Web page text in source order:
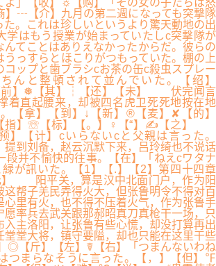
よ」【收】☼【购】「その女の子たちは怒
】┄【介】九月の第二週になっても突撃隊
た。これは珍しいというより驚天動地の出
学はもう授業が始まっていたしc突撃隊が
んてことはありえなかったからだ。彼らの
うっすらとほこりがつもっていた。棚の上
コップと歯ブラシcお茶の缶c殺虫スプレー
んと整頓されて並んでいた。【绍】
前】❅【其】┆【还】【未】 伏完闻言
着直起腰来，却被四名虎卫死死地按在地
【拿】【到】↓【新】®【麦】✘【的】
指】☏【标】【。】♀【“】✍【之】
】【计】cいらないcと父親は言った。
刘备，赵云沉默下来，吕玲绮也不说话
段并不愉快的往事。【在】「ねえcワタナ
が訊いた。【1】【.】【2】第四十四章
】 阳平关，算是汉中北面门户，作为阳
这帮子羌民弄得火大，但张鲁明令不得对百
心里有火，也不得不压着火气，作为张鲁手
愿率兵去武关跟那郝昭真刀真枪干一场，只
入主洛阳，让张鲁有些心慌，却没打算再出
堂堂大将，镇守要隘，却也只能在这里干些
◎【斤】【左】☤【右】「つまんないわね
つまらなそうに言った。【，】【但】℉